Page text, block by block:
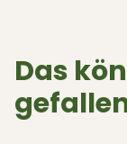
Das